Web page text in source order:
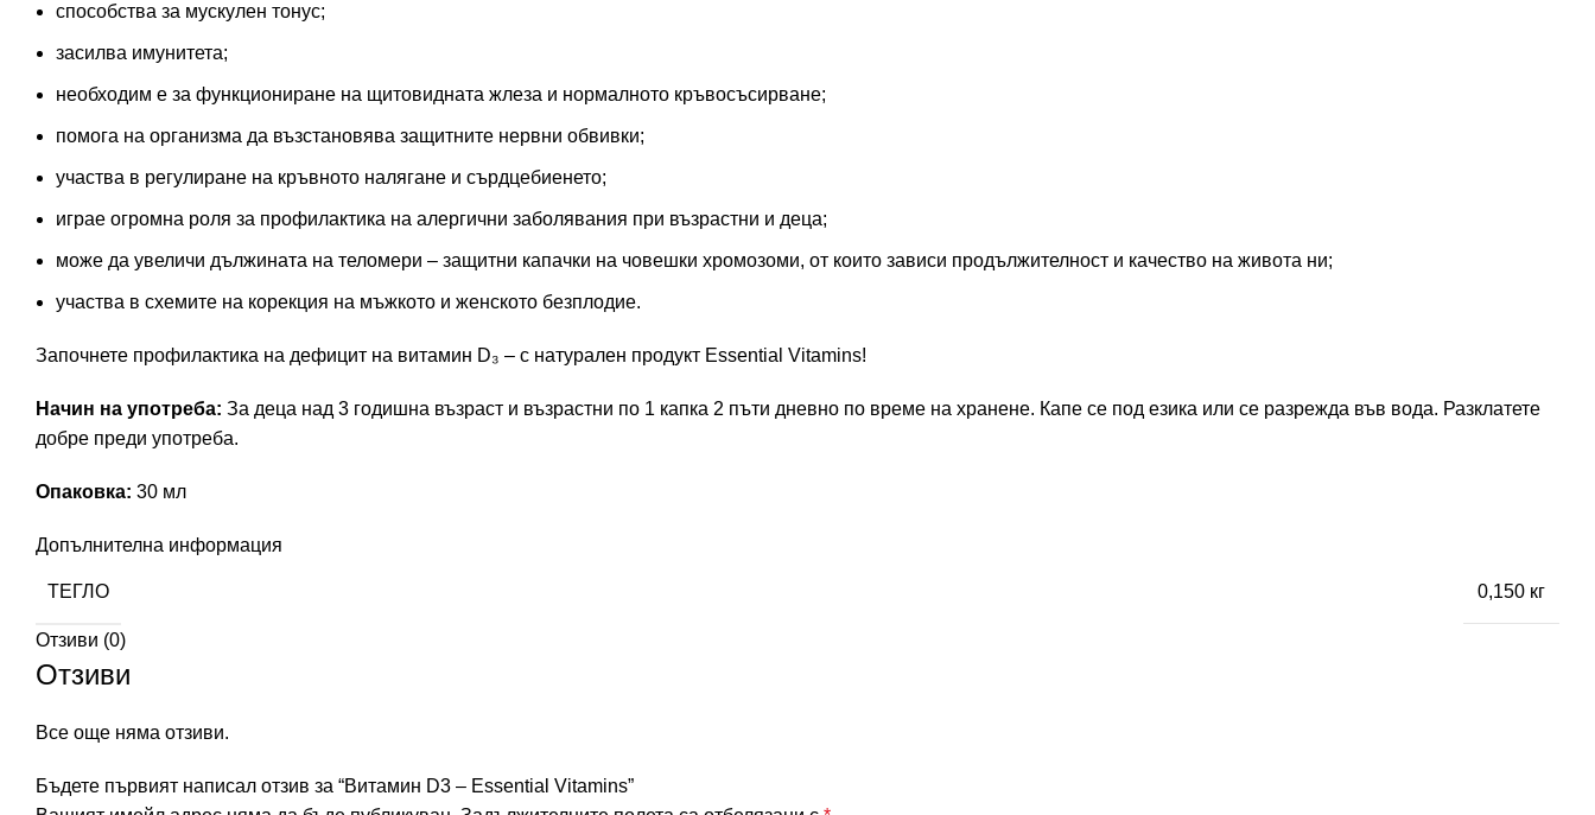
способства за мускулен тонус;
засилва имунитета;
необходим е за функциониране на щитовидната жлеза и нормалното кръвосъсирване;
помога на организма да възстановява защитните нервни обвивки;
участва в регулиране на кръвното налягане и сърдцебиенето;
играе огромна роля за профилактика на алергични заболявания при възрастни и деца;
може да увеличи дължината на теломери – защитни капачки на човешки хромозоми, от които зависи продължителност и качество на живота ни;
участва в схемите на корекция на мъжкото и женското безплодие.
Започнете профилактика на дефицит на витамин D₃ – с натурален продукт Essential Vitamins!
Начин на употреба: За деца над 3 годишна възраст и възрастни по 1 капка 2 пъти дневно по време на хранене. Капе се под езика или се разрежда във вода. Разклатете
добре преди употреба.
Oпаковка: 30 мл
Допълнителна информация
ТЕГЛО 0,150 кг
Отзиви (0)
Отзиви
Все още няма отзиви.
Бъдете първият написал отзив за “Витамин D3 – Essential Vitamins”